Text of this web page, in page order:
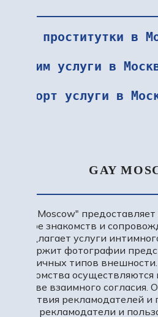
VIP проститутки в
Интим услуги в
Эскорт услуги в
GAY
"Gay Moscow"
сфере знакомств и
предлагает услуги
содержит фотографии
различных типов
знакомства
основе взаимного согласия.
действия рекламодателей и
сами рекламодатели и